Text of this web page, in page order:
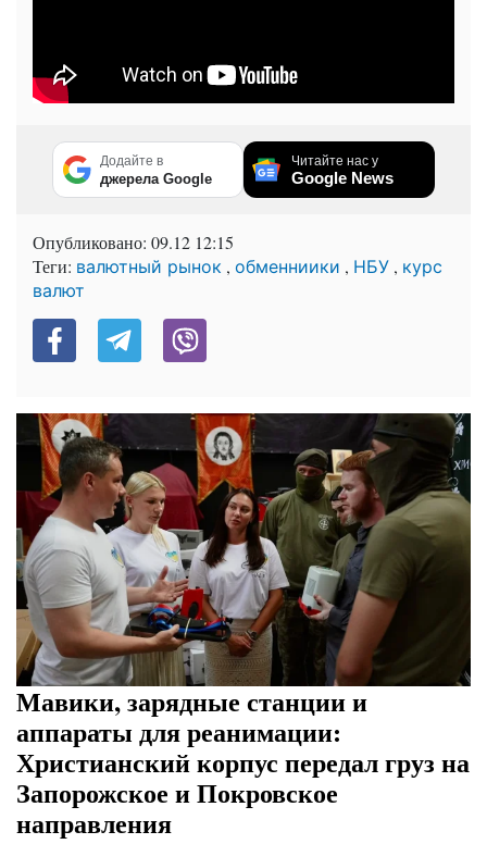
Додайте в
джерела Google
Читайте нас у
Google News
Опубликовано: 09.12 12:15
Теги: валютный рынок , обменниики , НБУ , курс
валют
Мавики, зарядные станции и
аппараты для реанимации:
Христианский корпус передал груз на
Запорожское и Покровское
направления